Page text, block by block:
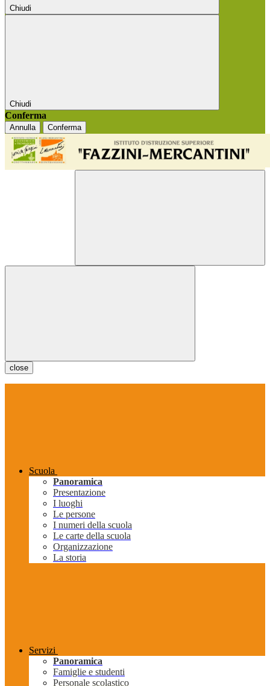
Chiudi
Chiudi
Conferma
Annulla Conferma
close
Scuola
Panoramica
Presentazione
I luoghi
Le persone
I numeri della scuola
Le carte della scuola
Organizzazione
La storia
Servizi
Panoramica
Famiglie e studenti
Personale scolastico